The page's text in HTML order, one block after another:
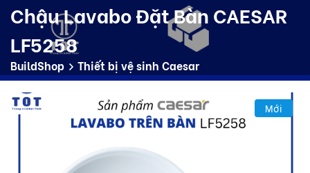
Chậu Lavabo Đặt Bàn CAESAR
LF5258
BuildShop Thiết bị vệ sinh Caesar
Mới